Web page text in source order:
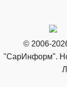
© 2006-
"СарИнформ".